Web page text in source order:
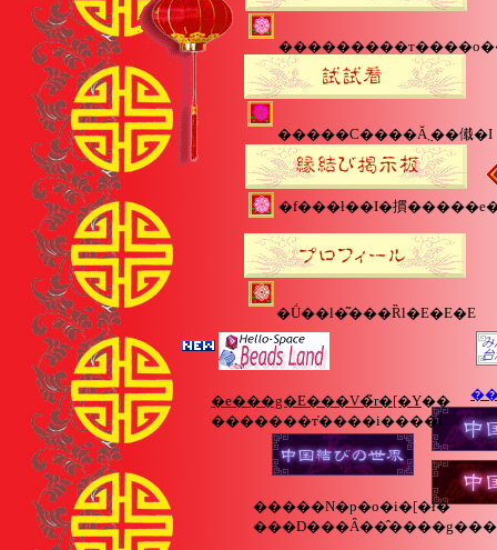
�����C����Ă݂܂��傤�I
�Ǘ��l�͂���Ȑl�E�E�E
�����N�p�o�i�[�ł�
�e���g�E���V�̃r�[�Y��
�������т̔����i����I